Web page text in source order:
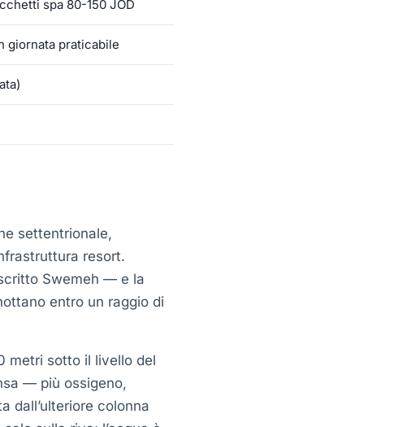
spa 80-150 JOD
giornata praticabile
settentrionale,
resort.
Swemeh — e la
entro un raggio di
metri sotto il livello del
— più ossigeno,
dall’ulteriore colonna